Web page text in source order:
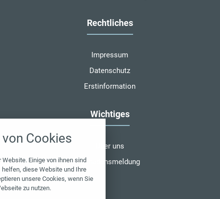
Rechtliches
Impressum
Datenschutz
Erstinformation
Wichtiges
Über uns
Schadensmeldung
Cookies
Einige von ihnen sind
diese Website und Ihre
unsere Cookies, wenn Sie
zu nutzen.
alle verwendeten Cookies und
zu blockieren.
Notwendig